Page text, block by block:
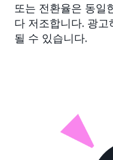
또는 전환율은 동일
다 저조합니다. 광
될 수 있습니다.